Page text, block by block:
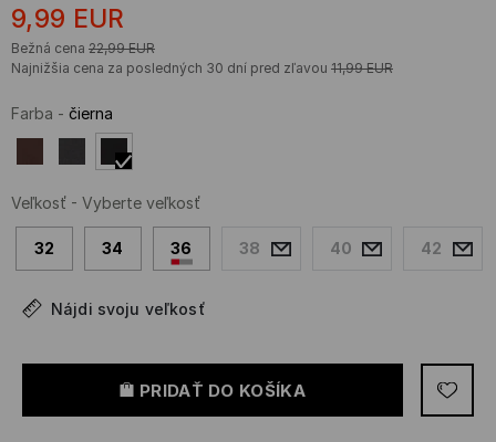
9,99 EUR
Bežná cena 22,99 EUR
Najnižšia cena za posledných 30 dní pred zľavou 11,99 EUR
Farba - čierna
Veľkosť - Vyberte veľkosť
32 34 36 38 40 42
Nájdi svoju veľkosť
PRIDAŤ DO KOŠÍKA